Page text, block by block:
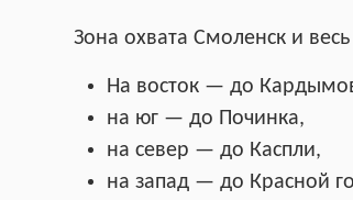
Зона охвата Смоленск и
На восток — до
на юг — до Починка,
на север — до Каспли,
на запад — до Красной